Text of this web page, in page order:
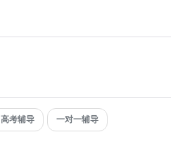
高考辅导 一对一辅导